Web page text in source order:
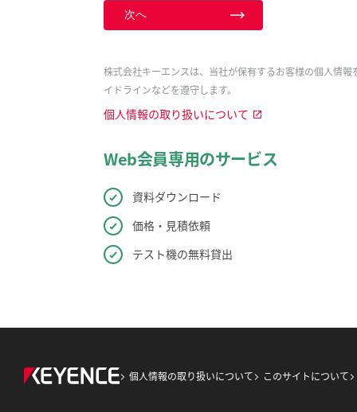
次へ
株式会社キーエンスは、当社が保有するお客様の個人情
イドラインなどを遵守します。
個人情報の取り扱いについて
Web会員専用のサービス
資料ダウンロード
価格・見積依頼
テスト機の無料貸出
個人情報の取り扱いについて このサイトについて